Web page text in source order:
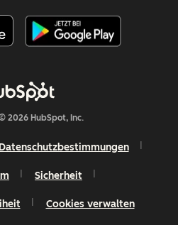
2026 HubSpot, Inc.
Datenschutzbestimmungen
Sicherheit
Cookies verwalten